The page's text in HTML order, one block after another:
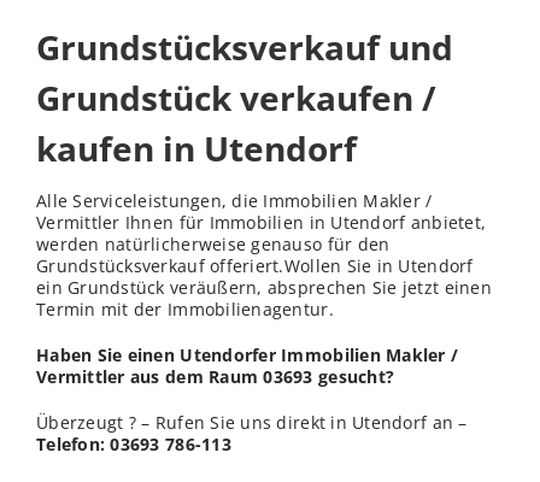
Grundstücksverkauf und
Grundstück verkaufen /
kaufen in Utendorf
Alle Serviceleistungen, die Immobilien Makler /
Vermittler Ihnen für Immobilien in Utendorf anbietet,
werden natürlicherweise genauso für den
Grundstücksverkauf offeriert.Wollen Sie in Utendorf
ein Grundstück veräußern, absprechen Sie jetzt einen
Termin mit der Immobilienagentur.
Haben Sie einen Utendorfer Immobilien Makler /
Vermittler aus dem Raum 03693 gesucht?
Überzeugt ? – Rufen Sie uns direkt in Utendorf an –
Telefon: 03693 786-113